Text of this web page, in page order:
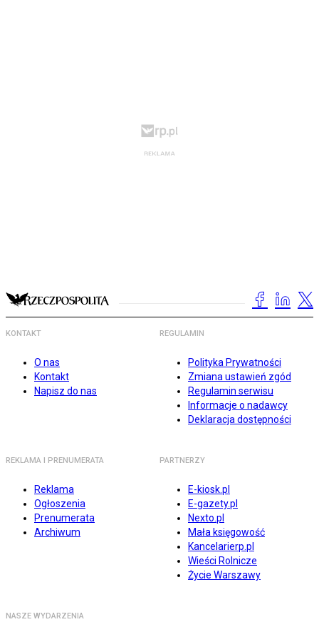
KONTAKT
O nas
Kontakt
Napisz do nas
REGULAMIN
Polityka Prywatności
Zmiana ustawień zgód
Regulamin serwisu
Informacje o nadawcy
Deklaracja dostępności
REKLAMA I PRENUMERATA
Reklama
Ogłoszenia
Prenumerata
Archiwum
PARTNERZY
E-kiosk.pl
E-gazety.pl
Nexto.pl
Mała księgowość
Kancelarierp.pl
Wieści Rolnicze
Życie Warszawy
NASZE WYDARZENIA